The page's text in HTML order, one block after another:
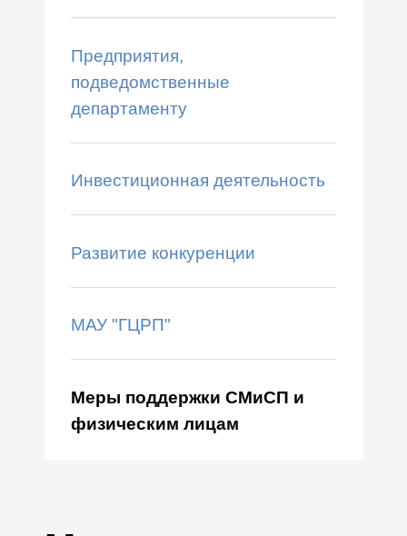
Предприятия,
подведомственные
департаменту
Инвестиционная деятельность
Развитие конкуренции
МАУ "ГЦРП"
Меры поддержки СМиСП и
физическим лицам